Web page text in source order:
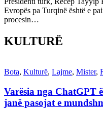
Evropës pa Turqinë është e
procesin…
KULTURË
Bota, Kulturë, Lajme, Mister,
Varësia nga ChatGPT
janë pasojat e